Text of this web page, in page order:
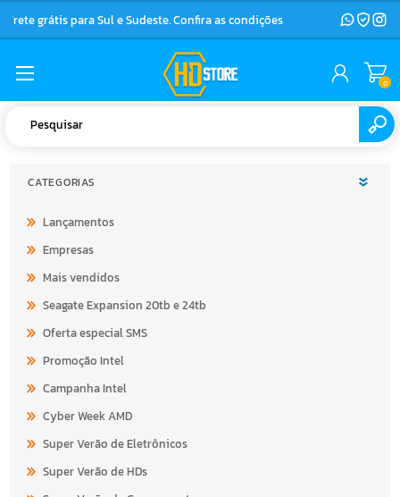
Frete grátis para Sul e Sudeste. Confira as condições
0
CATEGORIAS
Lançamentos
Empresas
Mais vendidos
Seagate Expansion 20tb e 24tb
Oferta especial SMS
Promoção Intel
Campanha Intel
Cyber Week AMD
Super Verão de Eletrônicos
Super Verão de HDs